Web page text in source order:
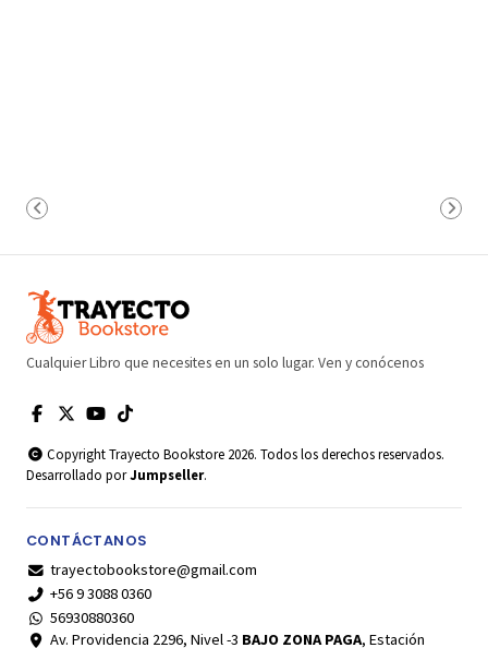
Cualquier Libro que necesites en un solo lugar. Ven y conócenos
Copyright Trayecto Bookstore 2026. Todos los derechos reservados.
Desarrollado porJumpseller.
CONTÁCTANOS
trayectobookstore@gmail.com
+56 9 3088 0360
56930880360
Av. Providencia 2296, Nivel -3 BAJO ZONA PAGA, Estación